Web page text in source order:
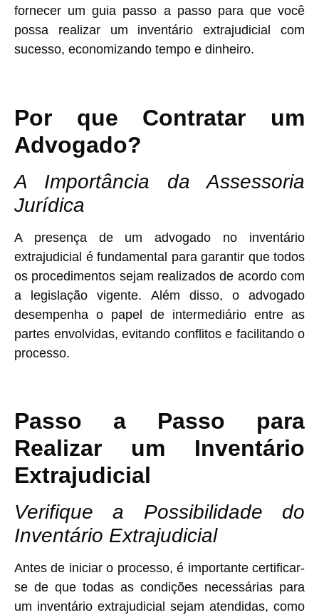
fornecer um guia passo a passo para que você
possa realizar um inventário extrajudicial com
sucesso, economizando tempo e dinheiro.
Por que Contratar um
Advogado?
A Importância da Assessoria
Jurídica
A presença de um advogado no inventário
extrajudicial é fundamental para garantir que todos
os procedimentos sejam realizados de acordo com
a legislação vigente. Além disso, o advogado
desempenha o papel de intermediário entre as
partes envolvidas, evitando conflitos e facilitando o
processo.
Passo a Passo para
Realizar um Inventário
Extrajudicial
Verifique a Possibilidade do
Inventário Extrajudicial
Antes de iniciar o processo, é importante certificar-
se de que todas as condições necessárias para
um inventário extrajudicial sejam atendidas, como